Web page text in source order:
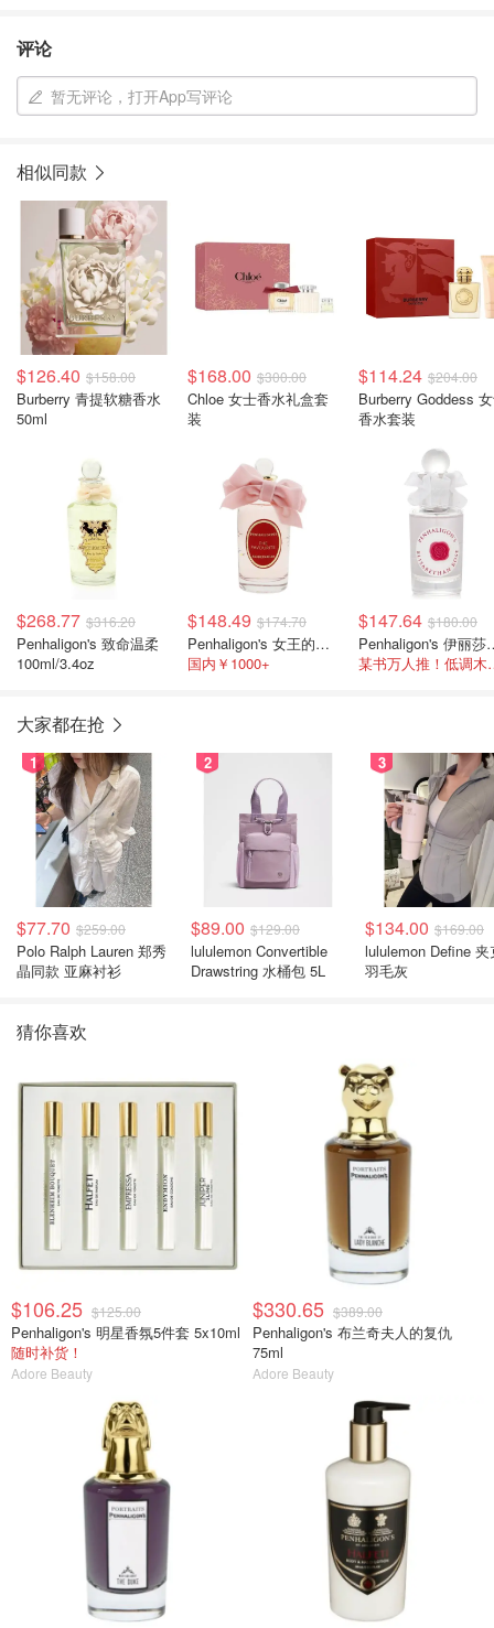
评论
暂无评论，打开App写评论
相似同款
$126.40 $158.00
Burberry 青提软糖香水
50ml
$168.00 $300.00
Chloe 女士香水礼盒套
装
$114.24 $204.00
Burberry Goddess
香水套装
$268.77 $316.20
Penhaligon's 致命温柔
100ml/3.4oz
$148.49 $174.70
Penhaligon's 女王的耳语 30ml/1oz
国内￥1000+
$147.64 $180.00
某书
大家都在抢
1
$77.70 $259.00
Polo Ralph Lauren 郑秀
晶同款 亚麻衬衫
2
$89.00 $129.00
lululemon Convertible
Drawstring 水桶包 5L
3
$134.00 $169.00
lululemon Define 夹
羽毛灰
猜你喜欢
$106.25 $125.00
Penhaligon's 明星香氛5件套 5x10ml
随时补货！
Adore Beauty
$330.65 $389.00
Penhaligon's 布兰奇夫人的复仇
75ml
Adore Beauty